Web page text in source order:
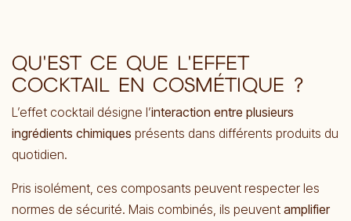
QU'EST CE QUE L'EFFET
COCKTAIL EN COSMÉTIQUE ?
L’effet cocktail désigne l’interaction entre plusieurs
ingrédients chimiques présents dans différents produits du
quotidien.
Pris isolément, ces composants peuvent respecter les
normes de sécurité. Mais combinés, ils peuvent amplifier